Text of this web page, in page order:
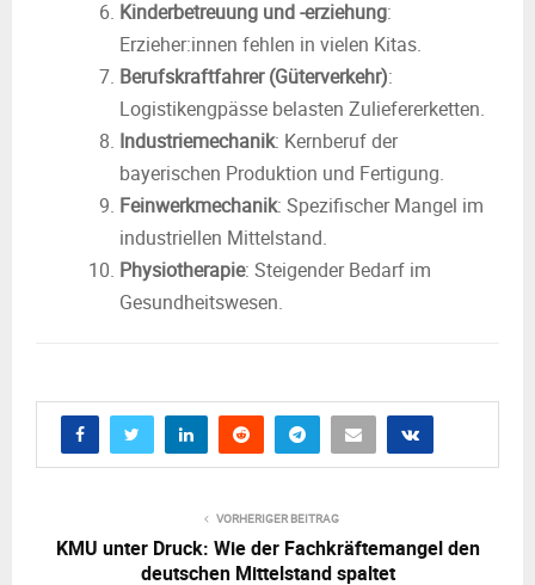
Kinderbetreuung und -erziehung:
Erzieher:innen fehlen in vielen Kitas.
Berufskraftfahrer (Güterverkehr):
Logistikengpässe belasten Zuliefererketten.
Industriemechanik: Kernberuf der
bayerischen Produktion und Fertigung.
Feinwerkmechanik: Spezifischer Mangel im
industriellen Mittelstand.
Physiotherapie: Steigender Bedarf im
Gesundheitswesen.
VORHERIGER BEITRAG
KMU unter Druck: Wie der Fachkräftemangel den
deutschen Mittelstand spaltet